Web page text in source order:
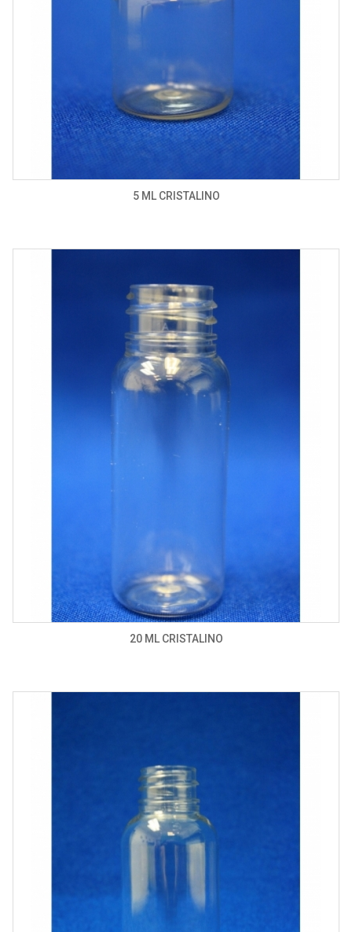
5 ML CRISTALINO
20 ML CRISTALINO